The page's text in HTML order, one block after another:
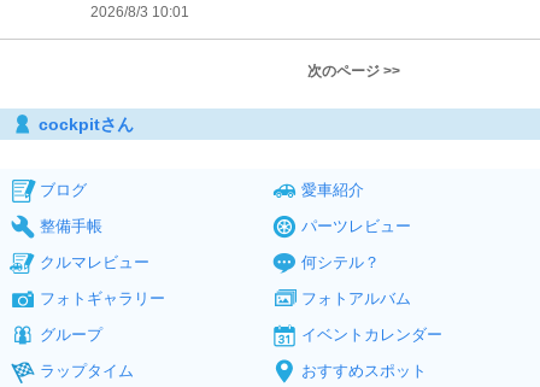
2026/8/3 10:01
次のページ >>
cockpitさん
ブログ
愛車紹介
整備手帳
パーツレビュー
クルマレビュー
何シテル？
フォトギャラリー
フォトアルバム
グループ
イベントカレンダー
ラップタイム
おすすめスポット